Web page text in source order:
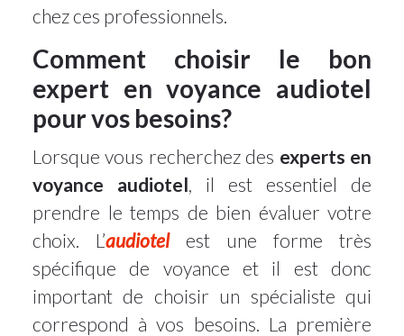
chez ces professionnels.
Comment choisir le bon
expert en voyance audiotel
pour vos besoins?
Lorsque vous recherchez des experts en
voyance audiotel , il est essentiel de
prendre le temps de bien évaluer votre
choix. L’audiotelest une forme très
spécifique de voyance et il est donc
important de choisir un spécialiste qui
correspond à vos besoins. La première